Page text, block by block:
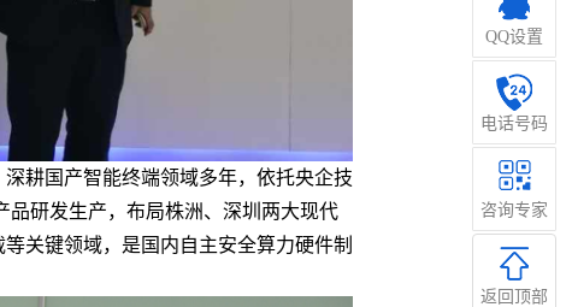
耕国产智能终端领域多年，依托央企技
品研发生产，布局株洲、深圳两大现代
关键领域，是国内自主安全算力硬件制
QQ设置
电话号码
管理
咨询专家
返回顶部